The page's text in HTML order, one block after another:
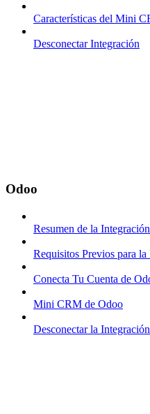
Características del Mini
Desconectar Integración
Odoo
Resumen de la
Requisitos Previos para
Conecta Tu Cuenta de
Mini CRM de Odoo
Desconectar la